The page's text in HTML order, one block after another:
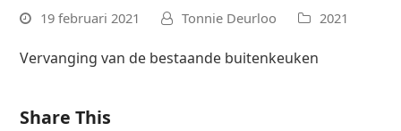
19 februari 2021 Tonnie Deurloo 2021
Vervanging van de bestaande buitenkeuken
Share This